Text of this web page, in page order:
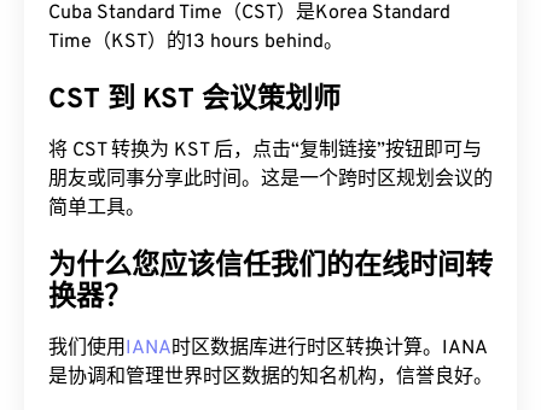
Cuba Standard Time（CST）是Korea Standard
Time（KST）的13 hours behind。
CST 到 KST 会议策划师
将 CST 转换为 KST 后，点击“复制链接”按钮即可与
朋友或同事分享此时间。这是一个跨时区规划会议的
简单工具。
为什么您应该信任我们的在线时间转
换器？
我们使用IANA时区数据库进行时区转换计算。IANA
是协调和管理世界时区数据的知名机构，信誉良好。